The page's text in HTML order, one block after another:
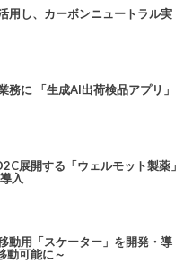
用し、カーボンニュートラル実
に 「生成AI出荷検品アプリ」
展開する「ウェルモット製薬」
入
動用「スケーター」を開発・導
動可能に～